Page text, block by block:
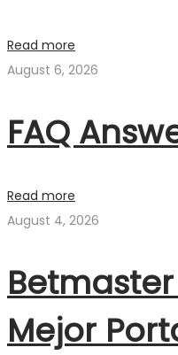
Read more
August 6, 2026
FAQ
Read more
August 4, 2026
Betmaster
Mejor